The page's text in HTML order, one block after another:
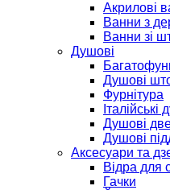
Акрилові
Ванни з
Ванни зі
Душові
Душові
Фурнітура
Італійські
Душові
Душові
Аксесуари та
Відра для
Гачки